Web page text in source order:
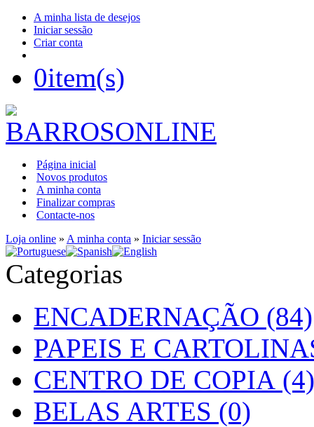
A minha lista de desejos
Iniciar sessão
Criar conta
0item(s)
Página inicial
Novos produtos
A minha conta
Finalizar compras
Contacte-nos
Loja online » A minha conta » Iniciar sessão
Categorias
ENCADERNAÇÃO (84)
PAPEIS E
CENTRO DE COPIA (4)
BELAS ARTES (0)